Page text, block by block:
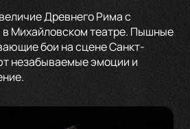
Древнего Рима с
в Михайловском театре. Пышные
бои на сцене Санкт-
незабываемые эмоции и